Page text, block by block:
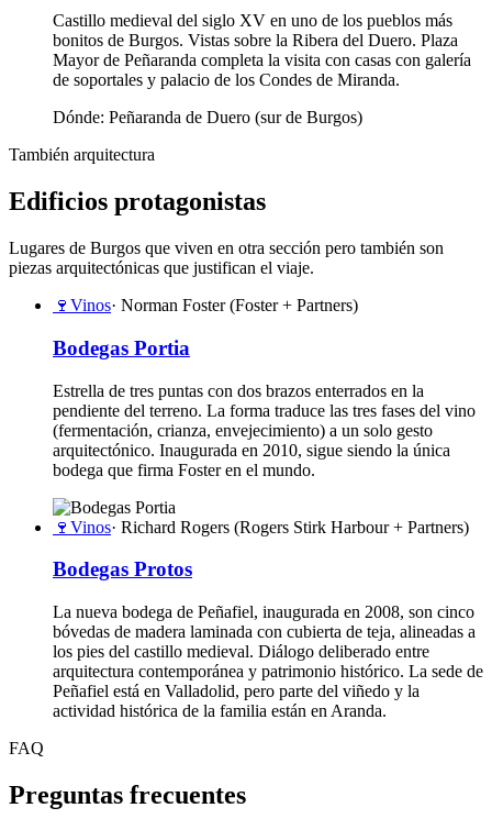
Castillo medieval del siglo XV en uno de los pueblos más
bonitos de Burgos. Vistas sobre la Ribera del Duero. Plaza
Mayor de Peñaranda completa la visita con casas con galería
de soportales y palacio de los Condes de Miranda.
Dónde: Peñaranda de Duero (sur de Burgos)
También arquitectura
Edificios protagonistas
Lugares de Burgos que viven en otra sección pero también son
piezas arquitectónicas que justifican el viaje.
🍷 Vinos· Norman Foster (Foster + Partners)
Bodegas Portia
Estrella de tres puntas con dos brazos enterrados en la
pendiente del terreno. La forma traduce las tres fases del vino
(fermentación, crianza, envejecimiento) a un solo gesto
arquitectónico. Inaugurada en 2010, sigue siendo la única
bodega que firma Foster en el mundo.
🍷 Vinos· Richard Rogers (Rogers Stirk Harbour + Partners)
Bodegas Protos
La nueva bodega de Peñafiel, inaugurada en 2008, son cinco
bóvedas de madera laminada con cubierta de teja, alineadas a
los pies del castillo medieval. Diálogo deliberado entre
arquitectura contemporánea y patrimonio histórico. La sede de
Peñafiel está en Valladolid, pero parte del viñedo y la
actividad histórica de la familia están en Aranda.
FAQ
Preguntas frecuentes